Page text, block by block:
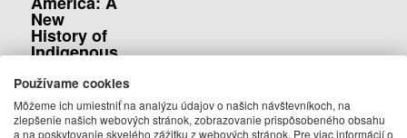
New
History of
Indigenous
Pekka
Hamalainen
22.95 €
Používame cookies
Môžeme ich umiestniť na analýzu údajov o našich návštevníkoch, na
zlepšenie našich webových stránok, zobrazovanie prispôsobeného obsahu
a na poskytovanie skvelého zážitku z webových stránok. Pre viac informácií o